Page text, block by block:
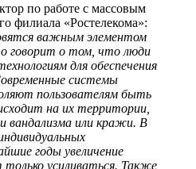
по работе с массовым
филиала «Ростелекома»:
важным элементом
говорит о том, что люди
для обеспечения
системы
пользователям быть
на их территории,
вандализма или кражи. В
годы увеличение
только усиливаться. Также